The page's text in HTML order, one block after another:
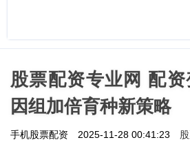
股票配资专业网 配
因组加倍育种新策略
手机股票配资 2025-11-28 00:41:23